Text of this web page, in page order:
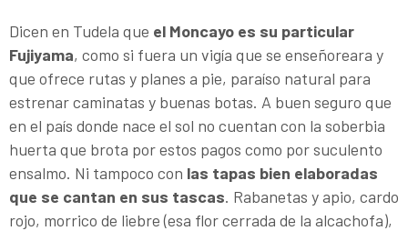
Dicen en Tudela que el Moncayo es su particular
Fujiyama, como si fuera un vigía que se enseñoreara y
que ofrece rutas y planes a pie, paraíso natural para
estrenar caminatas y buenas botas. A buen seguro que
en el país donde nace el sol no cuentan con la soberbia
huerta que brota por estos pagos como por suculento
ensalmo. Ni tampoco con las tapas bien elaboradas
que se cantan en sus tascas. Rabanetas y apio, cardo
rojo, morrico de liebre (esa flor cerrada de la alcachofa),